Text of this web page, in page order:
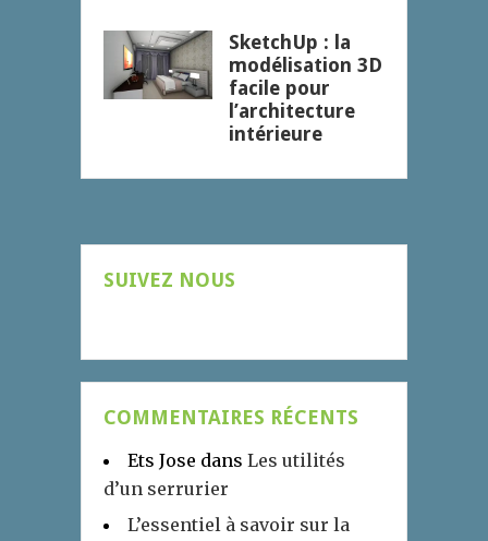
SketchUp : la
modélisation 3D
facile pour
l’architecture
intérieure
SUIVEZ NOUS
COMMENTAIRES RÉCENTS
Ets Jose dans Les utilités
d’un serrurier
L’essentiel à savoir sur la